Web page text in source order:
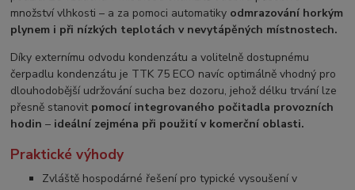
množství vlhkosti – a za pomoci automatiky odmrazování horkým
plynem i při nízkých teplotách v nevytápěných místnostech.
Díky externímu odvodu kondenzátu a volitelně dostupnému
čerpadlu kondenzátu je TTK 75 ECO navíc optimálně vhodný pro
dlouhodobější udržování sucha bez dozoru, jehož délku trvání lze
přesně stanovitpomocí integrovaného počitadla provozních
hodin – ideální zejména při použití v komerční oblasti.
Praktické výhody
Zvláště hospodárné řešení pro typické vysoušení v